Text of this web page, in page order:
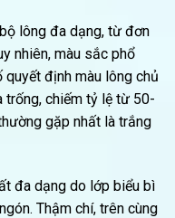
lông đa dạng, từ đơn
nhiên, màu sắc phổ
quyết định màu lông chủ
trống, chiếm tỷ lệ từ 50-
gặp nhất là trắng
đa dạng do lớp biểu bì
Thậm chí, trên cùng